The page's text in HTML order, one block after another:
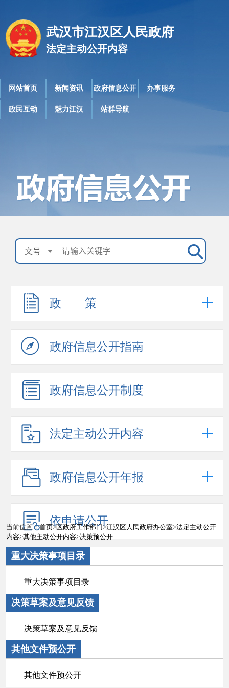
武汉市江汉区人民政府
法定主动公开内容
网站首页 新闻资讯 政府信息公开 办事服务
政民互动 魅力江汉 站群导航
政 策
政府信息公开指南
政府信息公开制度
法定主动公开内容
政府信息公开年报
依申请公开
当前位置：首页>区政府工作部门>江汉区人民政府办公室>法定主动公开
内容>其他主动公开内容>决策预公开
重大决策事项目录
重大决策事项目录
决策草案及意见反馈
决策草案及意见反馈
其他文件预公开
其他文件预公开